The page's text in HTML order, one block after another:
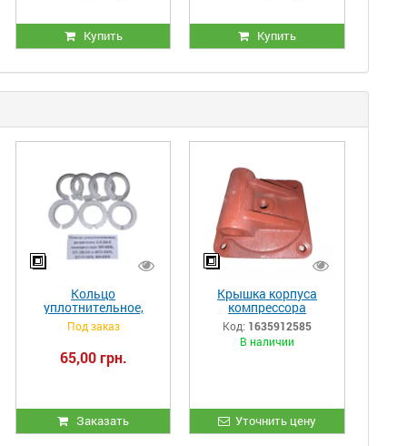
Купить Купить
Кольцо
уплотнительное,
разрезное 2-2-3А-5
компрессора ВП-20/8,
ВП-20/8М и ВП3-20/9,
ВП-3-20/9, ВП-20/9
Под заказ
65,00 грн.
Заказать
Крышка корпуса
компрессора
ЭК7А.02.013
Код: 1635912585
В наличии
Уточнить цену